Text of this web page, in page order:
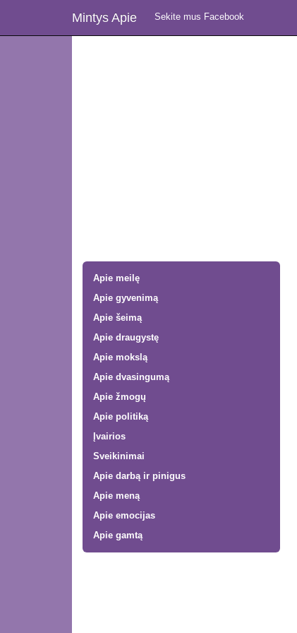
Mintys Apie Sekite mus Facebook
Apie meilę
Apie gyvenimą
Apie šeimą
Apie draugystę
Apie mokslą
Apie dvasingumą
Apie žmogų
Apie politiką
Įvairios
Sveikinimai
Apie darbą ir pinigus
Apie meną
Apie emocijas
Apie gamtą